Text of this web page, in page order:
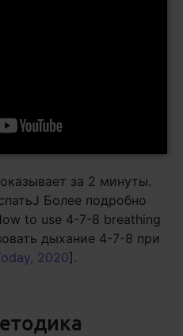
за 2 минуты.
Более подробно
to use 4-7-8 breathing
дыхание 4-7-8 при
2020].